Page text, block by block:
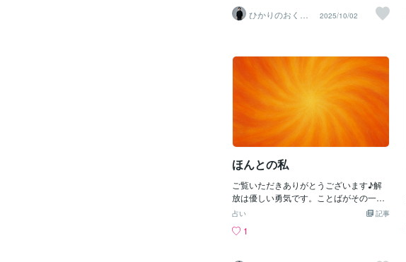
命のダンスを意識は踊るここまで読んで
くださってありがとうございました。今
なたと共にあります。》
ひかりのおくり
て〜SinMa〜
2025/10/02
ほんとの私
ご覧いただきありがとうございます♪解
放は優しい勇気です。ことばがその一歩
を支えられますように。重ねていた鎧を
上げるでもなくただ呼吸が軽くなるだけ
記事
占い
1